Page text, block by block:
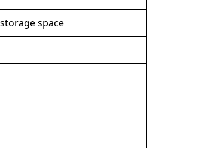
space